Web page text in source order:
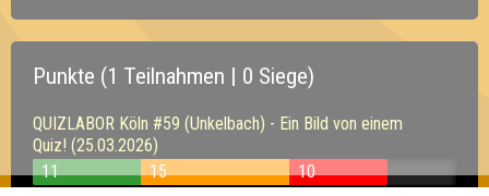
Punkte (1 Teilnahmen | 0 Siege)
QUIZLABOR Köln #59 (Unkelbach) - Ein Bild von einem
Quiz! (25.03.2026)
11
15 10